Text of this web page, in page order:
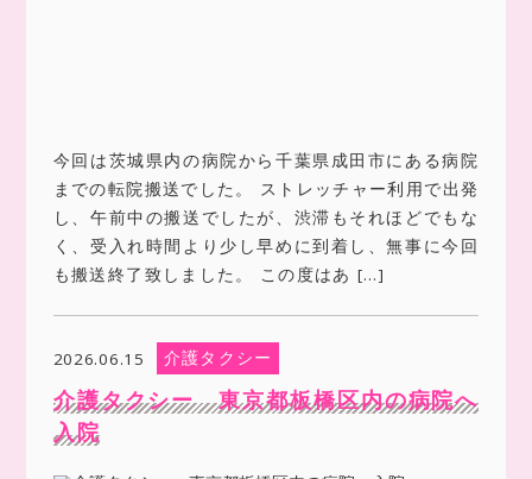
今回は茨城県内の病院から千葉県成田市にある病院
までの転院搬送でした。 ストレッチャー利用で出発
し、午前中の搬送でしたが、渋滞もそれほどでもな
く、受入れ時間より少し早めに到着し、無事に今回
も搬送終了致しました。 この度はあ […]
2026.06.15 介護タクシー
介護タクシー 東京都板橋区内の病院へ
入院